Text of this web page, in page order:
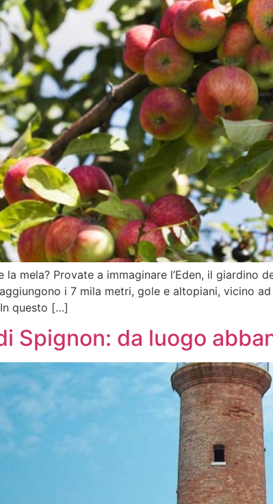
la mela? Provate a immaginare l’Eden, il
i 7 mila metri, gole e altopiani, vicino
questo […]
Spignon: da luogo